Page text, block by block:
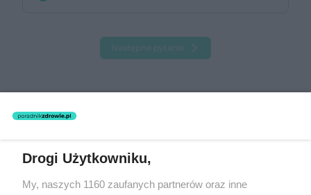
Następne pytanie
Drogi Użytkowniku,
My, naszych 1160 zaufanych partnerów oraz inne